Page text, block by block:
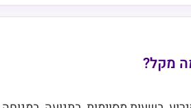
מקל?